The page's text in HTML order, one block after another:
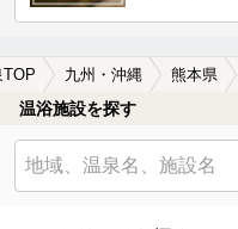
TOP 九州・沖縄 熊本県
温浴施設を探す